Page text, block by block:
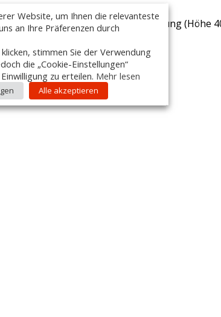
1600x600x850mm mit Aufkantung (Höhe
ALS PDF HERUNTERLADEN
Website, um Ihnen die relevanteste
an Ihre Präferenzen durch
stimmen Sie der Verwendung
die „Cookie-Einstellungen“
zu erteilen. Mehr lesen
Alle akzeptieren